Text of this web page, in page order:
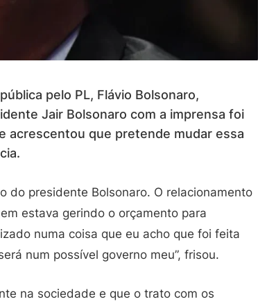
pelo PL, Flávio Bolsonaro,
Jair Bolsonaro com a imprensa foi
acrescentou que pretende mudar essa
do presidente Bolsonaro. O relacionamento
estava gerindo o orçamento para
numa coisa que eu acho que foi feita
num possível governo meu”, frisou.
na sociedade e que o trato com os